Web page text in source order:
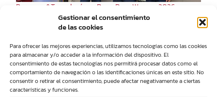
Gestionar el consentimiento
de las cookies
Para ofrecer las mejores experiencias, utilizamos tecnologías como las cookies
para almacenar y/o acceder a la información del dispositivo. El
consentimiento de estas tecnologías nos permitirá procesar datos como el
comportamiento de navegación o las identificaciones únicas en este sitio. No
consentir o retirar el consentimiento, puede afectar negativamente a ciertas
características y funciones.
Personas&Tecnología en RemaDays Warsaw 2026